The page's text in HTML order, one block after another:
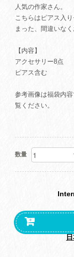
人気の作家さん。
こちらはピアス入
まった、間違いな
【内容】
アクセサリー8点
ピアス含む
参考画像は福袋内
覧ください。
数量